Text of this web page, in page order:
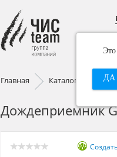
ДА
Главная Каталог
Дождеприемник